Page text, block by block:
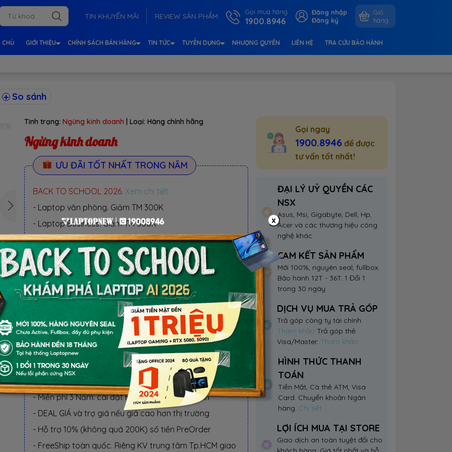
TIN KHUYẾN MÃI REVIEW SẢN PHẨM Gọi mua hàng
1900.8946
Đăng nhập
Đăng ký
Giỏ
hàng
CHỦ GIỚI THIỆU CHÍNH SÁCH BÁN HÀNG TIN TỨC TUYỂN DỤNG NHƯỢNG QUYỀN LIÊN HỆ TRA CỨU BẢO HÀNH
So sánh
Tình trạng: Ngừng kinh doanh | Loại: Hàng chính hãng
Ngừng kinh doanh
ƯU ĐÃI TỐT NHẤT TRONG NĂM
BACK TO SCHOOL 2026. Xem chi tiết
- Laptop văn phòng. Giảm TM 300K
- Laptop Business. Giảm TM 500K
- Laptop RTX 5080, 5090: Giảm TM 1 TRIỆU
BỘ QUÀ TẶNG
QUÀ TẶNG ƯU ĐÃI (CHỌN 1 TRONG KM):
- KM1: Balo laptop, Mouse không dây, Mousepad
- KM2: Giảm tiền mặt 300.000 VND
LỢI ÍCH KHI MUA TẠI LAPTOPNEW
- 1 Đổi 1 trong 30 ngày nếu lỗi phần cứng NSX
- Miễn phí 3 Năm: cài đặt HĐH, Software, vệ sinh
- DEAL GIÁ và trợ giá nếu giá cao hơn thị trường
- Hỗ trợ 10% (không quá 200K) số tiền PreOrder
- FreeShip toàn quốc. Riêng KV trung tâm Tp.HCM giao
Gọi ngay
1900.8946 để được
tư vấn tốt nhất!
ĐẠI LÝ UỶ QUYỀN CÁC
NSX
Asus, Msi, Gigabyte, Dell, Hp,
Acer và các thương hiệu công
nghệ khác.
CAM KẾT SẢN PHẨM
Mới 100%, nguyên seal, fullbox.
Bảo hành 12T - 36T. 1 Đổi 1
trong 30 ngày
DỊCH VỤ MUA TRẢ GÓP
Trả góp công ty tài chính.
Tham khảoTrả góp thẻ
Visa/Master. Tham khảo
HÌNH THỨC THANH
TOÁN
Tiền Mặt, Cà thẻ ATM, Visa
Card. Chuyển khoản Ngân
hàng. Chi tiết
LỢI ÍCH MUA TẠI STORE
Giao dịch an toàn tuyệt đối cho
x